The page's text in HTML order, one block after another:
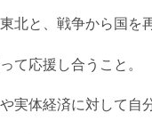
北と、戦争から国を
て応援し合うこと。
実体経済に対して自